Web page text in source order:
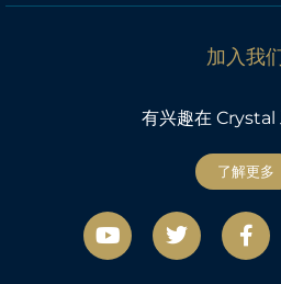
加入我
有兴趣在 Crystal
了解更多
视
频
微
博
F
a
c